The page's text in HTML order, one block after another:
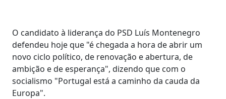
O candidato à liderança do PSD Luís Montenegro
defendeu hoje que "é chegada a hora de abrir um
novo ciclo político, de renovação e abertura, de
ambição e de esperança", dizendo que com o
socialismo "Portugal está a caminho da cauda da
Europa".